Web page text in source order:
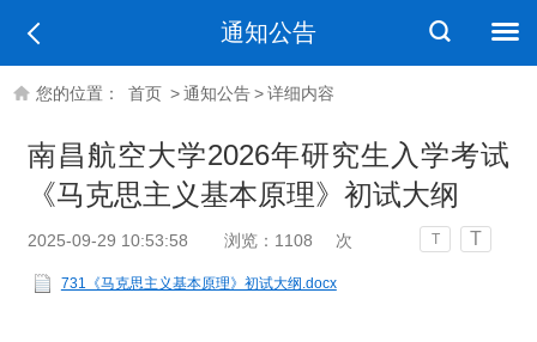
通知公告
您的位置： 首页 >通知公告>详细内容
南昌航空大学2026年研究生入学考试
《马克思主义基本原理》初试大纲
2025-09-29 10:53:58 浏览： 1108 次 T T
731《马克思主义基本原理》初试大纲.docx